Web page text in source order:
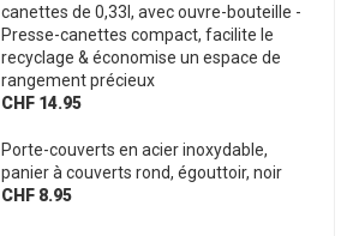
canettes de 0,33l, avec ouvre-bouteille -
Presse-canettes compact, facilite le
recyclage & économise un espace de
rangement précieux
CHF 14.95
Porte-couverts en acier inoxydable,
panier à couverts rond, égouttoir, noir
CHF 8.95